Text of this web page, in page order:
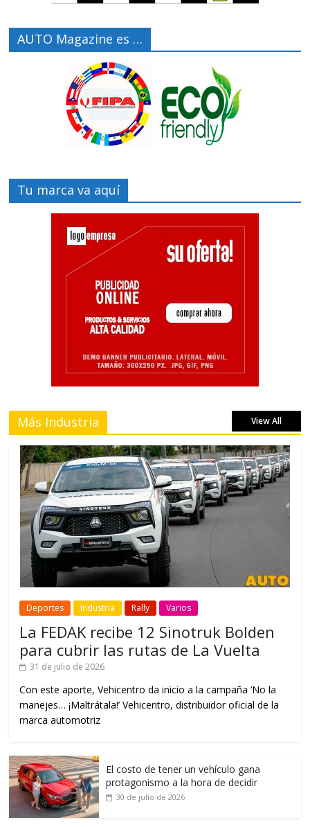
AUTO Magazine es …
Tu marca va aquí
Más Industria View All
Deportes Industria Rally Varios
La FEDAK recibe 12 Sinotruk Bolden
para cubrir las rutas de La Vuelta
31 de julio de 2026
Con este aporte, Vehicentro da inicio a la campaña ‘No la
manejes… ¡Maltrátala!’ Vehicentro, distribuidor oficial de la
marca automotriz
El costo de tener un vehículo gana
protagonismo a la hora de decidir
30 de julio de 2026